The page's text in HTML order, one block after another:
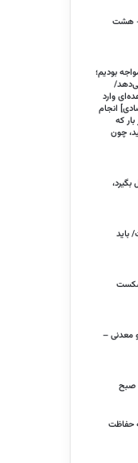
گذشت – هشت
بودیم؛
وارد
انجام
که
چون
باید
شکست
معدنی –
صبح
حفاظت